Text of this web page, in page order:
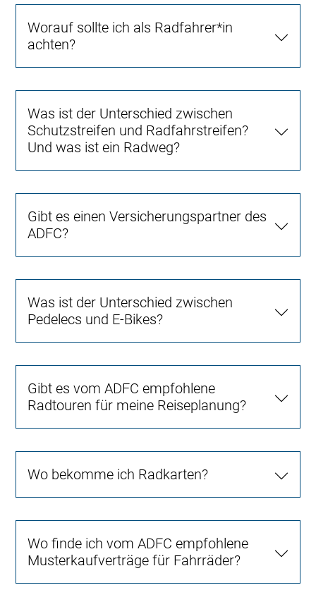
Worauf sollte ich als Radfahrer*in
achten?
Was ist der Unterschied zwischen
Schutzstreifen und Radfahrstreifen?
Und was ist ein Radweg?
Gibt es einen Versicherungspartner des
ADFC?
Was ist der Unterschied zwischen
Pedelecs und E-Bikes?
Gibt es vom ADFC empfohlene
Radtouren für meine Reiseplanung?
Wo bekomme ich Radkarten?
Wo finde ich vom ADFC empfohlene
Musterkaufverträge für Fahrräder?